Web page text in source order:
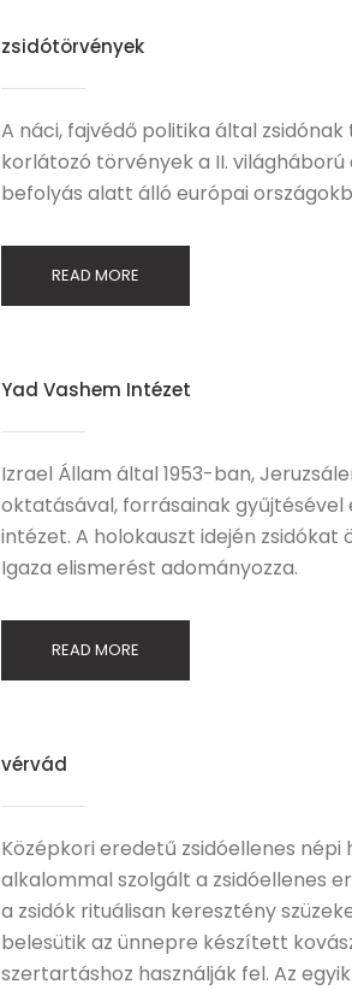
zsidótörvények
A náci, fajvédő politika által
korlátozó törvények a II.
befolyás alatt álló európai
READ MORE
Yad Vashem Intézet
Izrael Állam által 1953-ban,
oktatásával, forrásainak
intézet. A holokauszt idején
Igaza elismerést adományozza.
READ MORE
vérvád
Középkori eredetű zsidóellenes népi
alkalommal szolgált a zsidóellenes
a zsidók rituálisan keresztény
belesütik az ünnepre készített
szertartáshoz használják fel. Az